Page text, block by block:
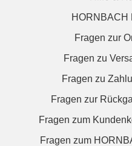
HORNBACH
Fragen zur
Fragen zu
Fragen zu
Fragen zur
Fragen zum
Fragen zum